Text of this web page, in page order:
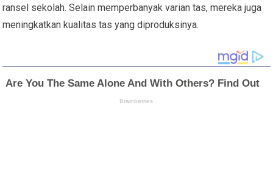
ransel sekolah. Selain memperbanyak varian tas, mereka juga
meningkatkan kualitas tas yang diproduksinya.